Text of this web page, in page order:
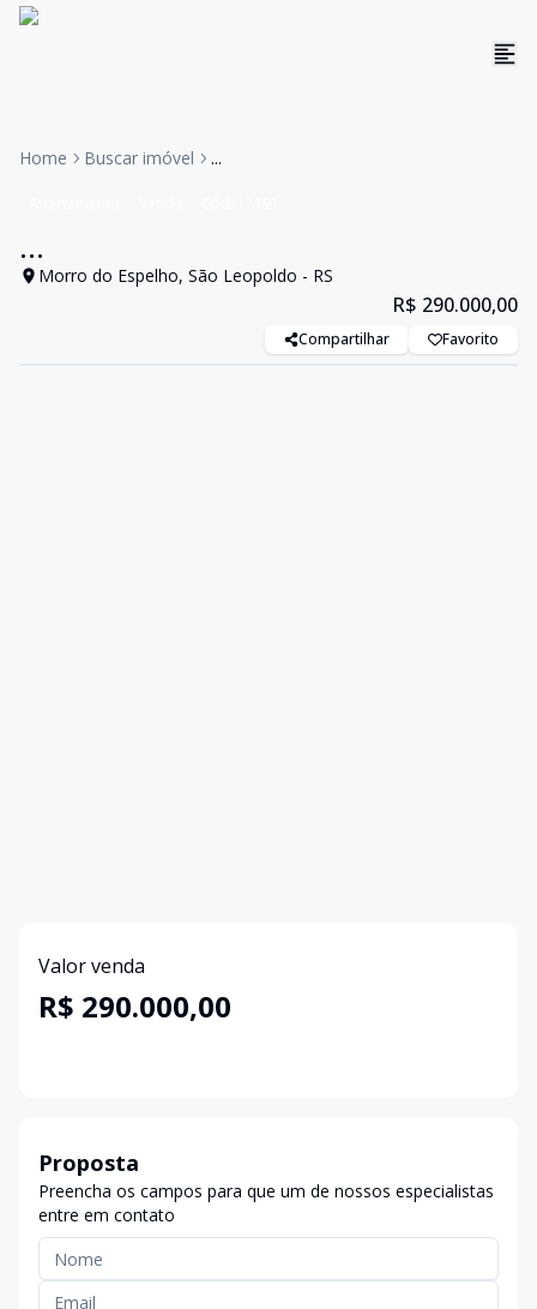
Home Buscar imóvel ...
...
Morro do Espelho, São Leopoldo - RS
R$ 290.000,00
Compartilhar Favorito
Valor venda
R$ 290.000,00
Proposta
Preencha os campos para que um de nossos especialistas
entre em contato